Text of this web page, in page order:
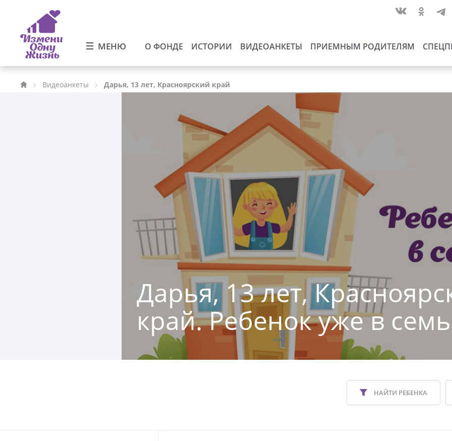
МЕНЮ О ФОНДЕ ИСТОРИИ ВИДЕОАНКЕТЫ ПРИЕМНЫМ РОДИТЕЛЯМ
Видеоанкеты Дарья, 13 лет, Красноярский край
Дарья, 13 лет,
край. Ребенок уже в
НАЙТИ РЕБЕНКА